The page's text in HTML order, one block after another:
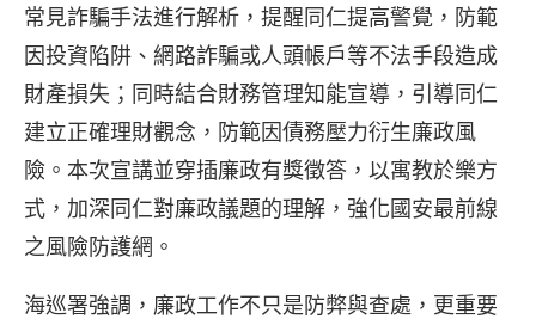
常見詐騙手法進行解析，提醒同仁提高警覺，防範
因投資陷阱、網路詐騙或人頭帳戶等不法手段造成
財產損失；同時結合財務管理知能宣導，引導同仁
建立正確理財觀念，防範因債務壓力衍生廉政風
險。本次宣講並穿插廉政有獎徵答，以寓教於樂方
式，加深同仁對廉政議題的理解，強化國安最前線
之風險防護網。
海巡署強調，廉政工作不只是防弊與查處，更重要